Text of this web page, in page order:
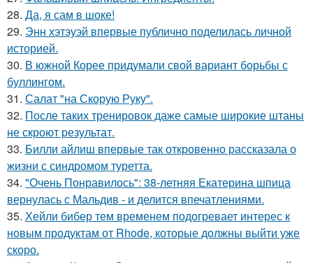
28. Да, я сам в шоке!
29. Энн хэтэуэй впервые публично поделилась личной
историей.
30. В южной Корее придумали свой вариант борьбы с
буллингом.
31. Салат "на Скорую Руку".
32. После таких тренировок даже самые широкие штаны
не скроют результат.
33. Билли айлиш впервые так откровенно рассказала о
жизни с синдромом туретта.
34. "Очень Понравилось": 38-летняя Екатерина шпица
вернулась с Мальдив - и делится впечатлениями.
35. Хейли бибер тем временем подогревает интерес к
новым продуктам от Rhode, которые должны выйти уже
скоро.